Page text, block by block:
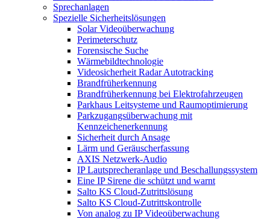
Sprechanlagen
Spezielle Sicherheitslösungen
Solar Videoüberwachung
Perimeterschutz
Forensische Suche
Wärmebildtechnologie
Videosicherheit Radar Autotracking​
Brandfrüherkennung
Brandfrüherkennung bei Elektrofahrzeugen
Parkhaus Leitsysteme und Raumoptimierung
Parkzugangsüberwachung mit
Kennzeichenerkennung
Sicherheit durch Ansage
Lärm und Geräuscherfassung
AXIS Netzwerk-Audio
IP Lautsprecheranlage und Beschallungssystem
Eine IP Sirene die schützt und warnt
Salto KS Cloud-Zutrittslösung
Salto KS Cloud-Zutrittskontrolle
Von analog zu IP Videoüberwachung